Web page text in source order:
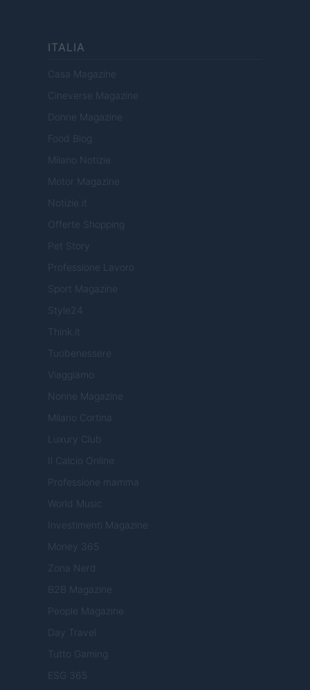
ITALIA
Casa Magazine
Cineverse Magazine
Donne Magazine
Food Blog
Milano Notizie
Motor Magazine
Notizie.it
Offerte Shopping
Pet Story
Professione Lavoro
Sport Magazine
Style24
Think.it
Tuobenessere
Viaggiamo
Nonne Magazine
Milano Cortina
Luxury Club
Il Calcio Online
Professione mamma
World Music
Investimenti Magazine
Money 365
Zona Nerd
B2B Magazine
People Magazine
Day Travel
Tutto Gaming
ESG 365